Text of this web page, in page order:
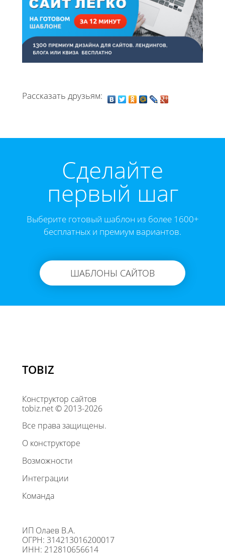
Рассказать друзьям:
Cделайте
первый шаг
Выберите готовый шаблон из более 1600+
бесплатных и премиум вариантов.
ШАБЛОНЫ САЙТОВ
TOBIZ
Конструктор сайтов
tobiz.net © 2013-2026
Все права защищены.
О конструкторе
Возможности
Интеграции
Команда
ИП Олаев В.А.
ОГРН: 314213016200017
ИНН: 212810656614